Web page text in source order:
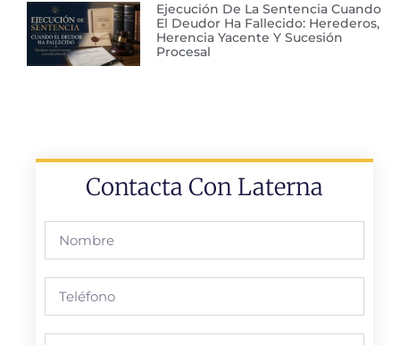
Ejecución De La Sentencia Cuando
El Deudor Ha Fallecido: Herederos,
Herencia Yacente Y Sucesión
Procesal
Contacta Con Laterna